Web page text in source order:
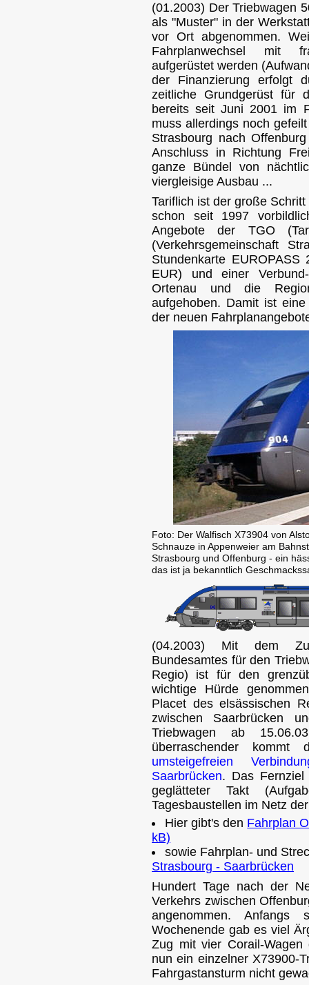
(01.2003) Der Triebwagen
als "Muster" in der
vor Ort abgenommen.
Fahrplanwechsel mit
aufgerüstet werden
der Finanzierung erfolgt
zeitliche Grundgerüst für
bereits seit Juni 2001 im
muss allerdings noch
Strasbourg nach
Anschluss in Richtung
ganze Bündel von
viergleisige Ausbau ...
Tariflich ist der große
schon seit 1997
Angebote der TGO
(Verkehrsgemeinschaft
Stundenkarte
EUR) und einer
Ortenau und die
aufgehoben. Damit ist
der neuen
Foto: Der Walfisch X73904 von
Schnauze in Appenweier am
Strasbourg und Offenburg - ein
das ist ja bekanntlich
(04.2003) Mit dem
Bundesamtes für den
Regio) ist für den
wichtige Hürde
Placet des elsässischen
zwischen Saarbrücken
Triebwagen ab
überraschender
umsteigefreien
Saarbrücken. Das
geglätteter Takt
Tagesbaustellen im Netz
Hier gibt's den Fahrplan
kB)
sowie Fahrplan- und
Strasbourg - Saarbrücken
Hundert Tage nach der
Verkehrs zwischen
angenommen.
Wochenende gab es viel
Zug mit vier Corail-
nun ein einzelner X73900-
Fahrgastansturm nicht